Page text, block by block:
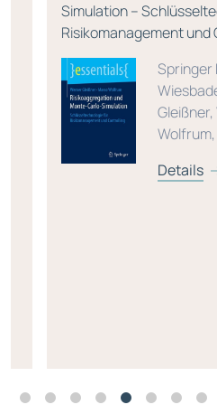
Simulation –
Risikomanagement und
Springer
Details